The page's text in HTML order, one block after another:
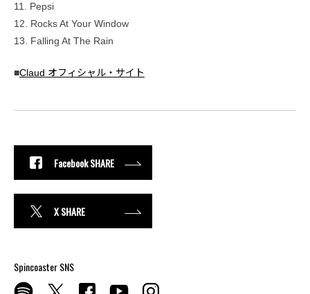
11. Pepsi
12. Rocks At Your Window
13. Falling At The Rain
■Claud オフィシャル・サイト
Facebook SHARE
X SHARE
Spincoaster SNS